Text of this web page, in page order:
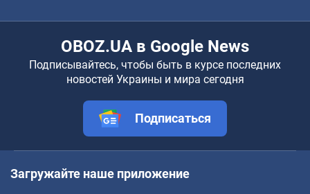
OBOZ.UA в Google News
Подписывайтесь, чтобы быть в курсе последних
новостей Украины и мира сегодня
Подписаться
Загружайте наше приложение